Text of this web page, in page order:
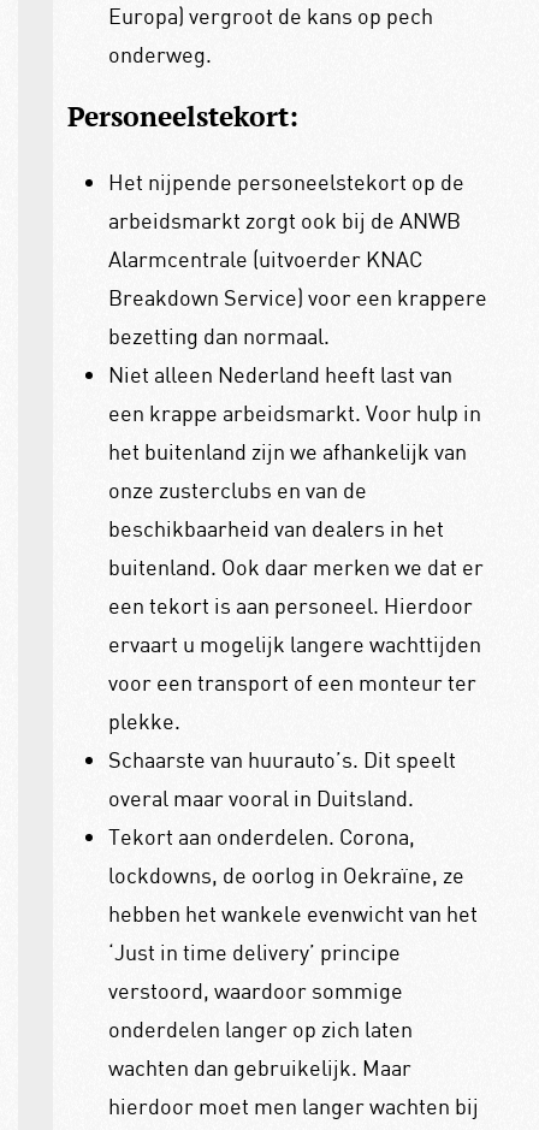
Europa) vergroot de kans op pech
onderweg.
Personeelstekort:
Het nijpende personeelstekort op de
arbeidsmarkt zorgt ook bij de ANWB
Alarmcentrale (uitvoerder KNAC
Breakdown Service) voor een krappere
bezetting dan normaal.
Niet alleen Nederland heeft last van
een krappe arbeidsmarkt. Voor hulp in
het buitenland zijn we afhankelijk van
onze zusterclubs en van de
beschikbaarheid van dealers in het
buitenland. Ook daar merken we dat er
een tekort is aan personeel. Hierdoor
ervaart u mogelijk langere wachttijden
voor een transport of een monteur ter
plekke.
Schaarste van huurauto’s. Dit speelt
overal maar vooral in Duitsland.
Tekort aan onderdelen. Corona,
lockdowns, de oorlog in Oekraïne, ze
hebben het wankele evenwicht van het
‘Just in time delivery’ principe
verstoord, waardoor sommige
onderdelen langer op zich laten
wachten dan gebruikelijk. Maar
hierdoor moet men langer wachten bij